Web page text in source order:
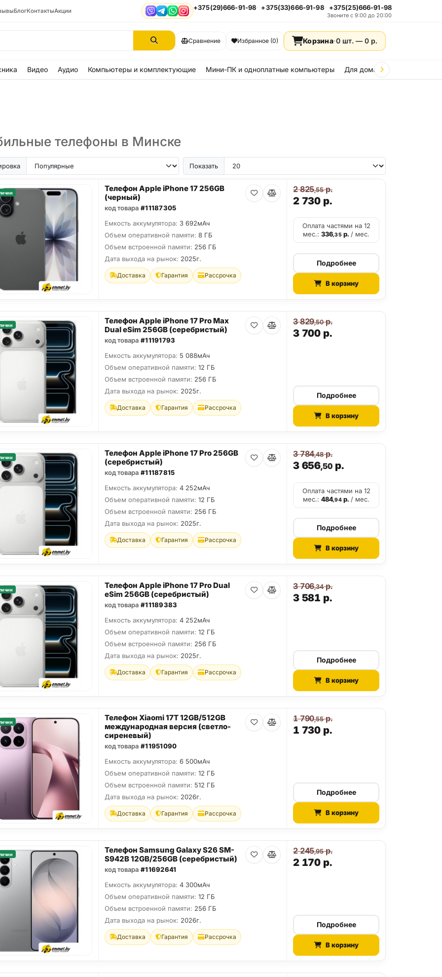
БлогКонтактыАкции ViberTelegram
WhatsApp
Instagram
+375(29)666-91-98 +375(33)666-91-98 +375(25)666-91-98
Звоните с 9:00 до 20:00
Сравнение Избранное (0) Корзина·0 шт. — 0 р.
Видео Аудио Компьютеры и комплектующие Мини-ПК и одноплатные компьютеры Для дома и дачи
телефоны в Минске
Показать
Телефон Apple iPhone 17 256GB
(черный)
код товара #11187305
Емкость аккумулятора: 3 692мАч
Объем оперативной памяти: 8 ГБ
Объем встроенной памяти: 256 ГБ
Дата выхода на рынок: 2025г.
Доставка Гарантия Рассрочка
2 730 р.
2 825,55р.
Оплата частями на 12
мес.:336,35р./ мес.
Подробнее
В корзину
Телефон Apple iPhone 17 Pro Max
Dual eSim 256GB (серебристый)
код товара #11191793
Емкость аккумулятора: 5 088мАч
Объем оперативной памяти: 12 ГБ
Объем встроенной памяти: 256 ГБ
Дата выхода на рынок: 2025г.
Доставка Гарантия Рассрочка
3 700 р.
3 829,50р.
Подробнее
В корзину
Телефон Apple iPhone 17 Pro 256GB
(серебристый)
код товара #11187815
Емкость аккумулятора: 4 252мАч
Объем оперативной памяти: 12 ГБ
Объем встроенной памяти: 256 ГБ
Дата выхода на рынок: 2025г.
Доставка Гарантия Рассрочка
3 656,50 р.
3 784,48р.
Оплата частями на 12
мес.:484,94р./ мес.
Подробнее
В корзину
Телефон Apple iPhone 17 Pro Dual
eSim 256GB (серебристый)
код товара #11189383
Емкость аккумулятора: 4 252мАч
Объем оперативной памяти: 12 ГБ
Объем встроенной памяти: 256 ГБ
Дата выхода на рынок: 2025г.
Доставка Гарантия Рассрочка
3 581 р.
3 706,34р.
Подробнее
В корзину
Телефон Xiaomi 17T 12GB/512GB
международная версия (светло-
сиреневый)
код товара #11951090
Емкость аккумулятора: 6 500мАч
Объем оперативной памяти: 12 ГБ
Объем встроенной памяти: 512 ГБ
Дата выхода на рынок: 2026г.
Доставка Гарантия Рассрочка
1 730 р.
1 790,55р.
Подробнее
В корзину
Телефон Samsung Galaxy S26 SM-
S942B 12GB/256GB (серебристый)
код товара #11692641
Емкость аккумулятора: 4 300мАч
Объем оперативной памяти: 12 ГБ
Объем встроенной памяти: 256 ГБ
Дата выхода на рынок: 2026г.
Доставка Гарантия Рассрочка
2 170 р.
2 245,95р.
Подробнее
В корзину